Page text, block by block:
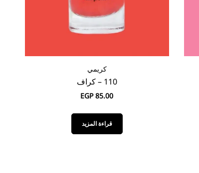
كريمي
110 – كراف
EGP85.00
قراءة المزيد